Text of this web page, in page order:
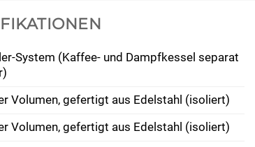
System (Kaffee- und Dampfkessel separat
Volumen, gefertigt aus Edelstahl (isoliert)
Volumen, gefertigt aus Edelstahl (isoliert)